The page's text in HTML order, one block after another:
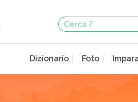
Dizionario Foto